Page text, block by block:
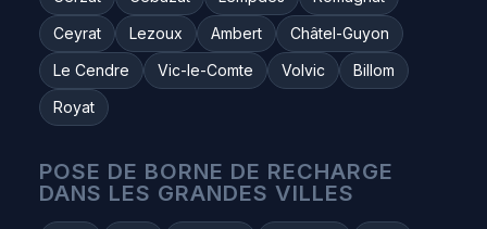
Ceyrat
Lezoux Ambert
Châtel-Guyon
Le Cendre
Vic-le-Comte Volvic
Billom
Royat
POSE DE BORNE DE RECHARGE
DANS LES GRANDES VILLES